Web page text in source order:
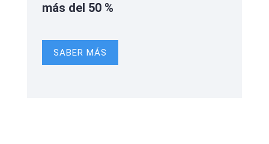
más del 50 %
SABER MÁS